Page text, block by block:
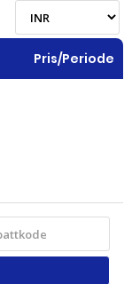
Pris/Periode